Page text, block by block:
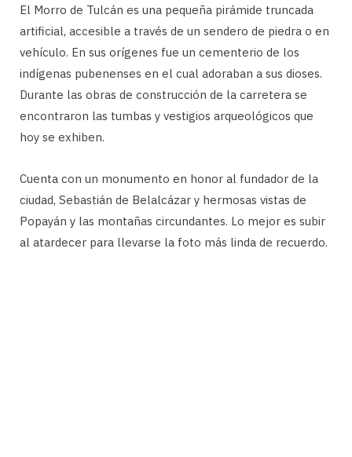
El Morro de Tulcán es una pequeña pirámide truncada
artificial, accesible a través de un sendero de piedra o en
vehículo. En sus orígenes fue un cementerio de los
indígenas pubenenses en el cual adoraban a sus dioses.
Durante las obras de construcción de la carretera se
encontraron las tumbas y vestigios arqueológicos que
hoy se exhiben.
Cuenta con un monumento en honor al fundador de la
ciudad, Sebastián de Belalcázar y hermosas vistas de
Popayán y las montañas circundantes. Lo mejor es subir
al atardecer para llevarse la foto más linda de recuerdo.